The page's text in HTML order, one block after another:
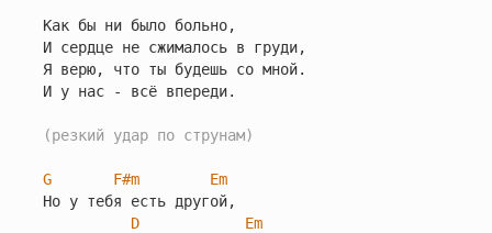
Как бы ни было больно,
И сердце не сжималось в груди,
Я верю, что ты будешь со мной.
И у нас - всё впереди.
(резкий удар по струнам)
G F#m
Em
Но у тебя есть другой,
D
Em